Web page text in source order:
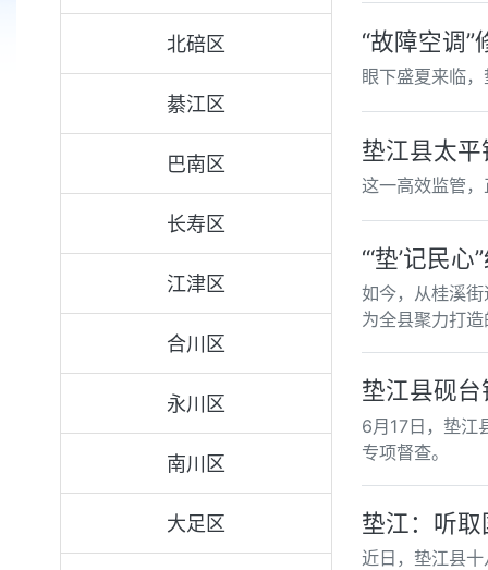
北碚区
綦江区
巴南区
长寿区
江津区
合川区
永川区
南川区
大足区
“故障空调
眼下盛夏来临
垫江县太
这一高效监管，
“‘垫’记民
如今，从桂溪街
为全县聚力打
垫江县砚
6月17日，垫江
专项督查。
垫江：听
近日，垫江县